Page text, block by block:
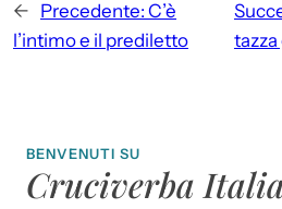
← Precedente: C’è
l’intimo e il prediletto
BENVENUTI SU
Cruciverba